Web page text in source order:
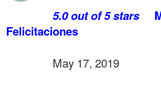
5.0 out of 5 stars
Felicitaciones
May 17, 2019